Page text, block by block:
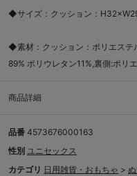
◆サイズ：クッション：
◆素材：クッション：ポリエステ
89% ポリウレタン11%,裏側:ポリ
商品詳細
品番 4573676000163
性別 ユニセックス
カテゴリ 日用雑貨・おもちゃ >